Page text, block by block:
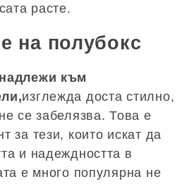
расте.
на полубокс
към
изглежда доста стилно,
се забелязва. Това е
за тези, които искат да
и надеждността в
е много популярна не